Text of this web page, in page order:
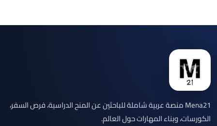
Mena21 منصة عربية شاملة للباحثين عن المنح الدراسية، فرص السفر،
الكورسات، وبناء المهارات حول العالم.